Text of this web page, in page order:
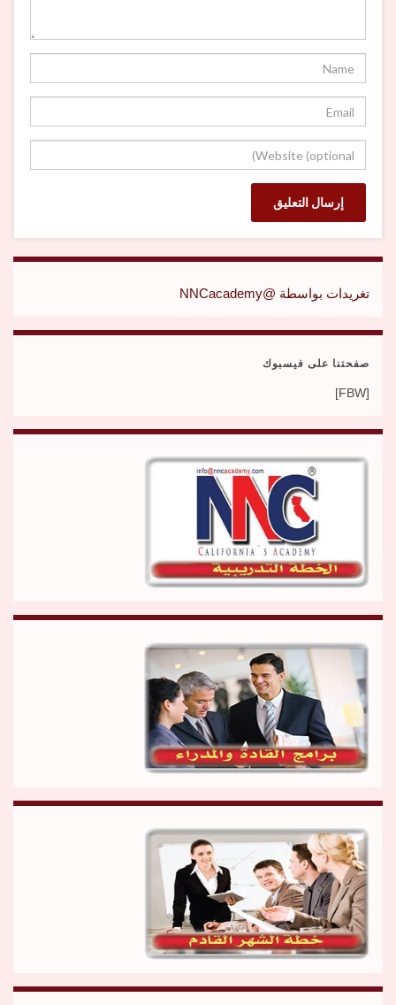
تغريدات بواسطة @NNCacademy
صفحتنا على فيسبوك
[FBW]